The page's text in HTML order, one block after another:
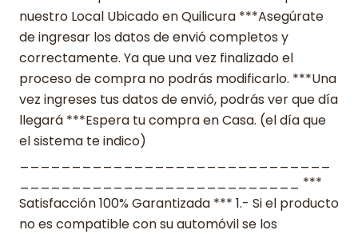
nuestro Local Ubicado en Quilicura ***Asegúrate
de ingresar los datos de envió completos y
correctamente. Ya que una vez finalizado el
proceso de compra no podrás modificarlo. ***Una
vez ingreses tus datos de envió, podrás ver que día
llegará ***Espera tu compra en Casa. (el día que
el sistema te indico)
___________________________ ***
Satisfacción 100% Garantizada *** 1.- Si el producto
no es compatible con su automóvil se los